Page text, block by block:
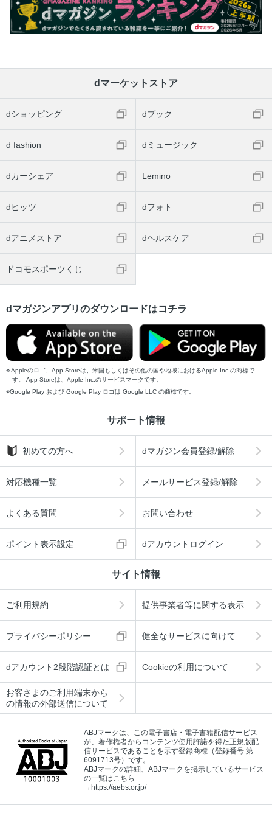
dマーケットストア
dショッピング dブック
d fashion dミュージック
dカーシェア Lemino
dヒッツ dフォト
dアニメストア dヘルスケア
ドコモスポーツくじ
dマガジンアプリのダウンロードはコチラ
Appleのロゴ、App Storeは、米国もしくはその他の国や地域におけるApple Inc.の商標で
す。 App Storeは、Apple Inc.のサービスマークです。
Google Play および Google Play ロゴは Google LLC の商標です。
サポート情報
初めての方へ dマガジン会員登録/解除
対応機種一覧 メールサービス登録/解除
よくある質問 お問い合わせ
ポイント表示設定 dアカウントログイン
サイト情報
ご利用規約 提供事業者等に関する表示
プライバシーポリシー 健全なサービスに向けて
dアカウント2段階認証とは Cookieの利用について
お客さまのご利用端末から
の情報の外部送信について
ABJマークは、この電子書店・電子書籍配信サービス
が、著作権者からコンテンツ使用許諾を得た正規版配
信サービスであることを示す登録商標（登録番号 第
6091713号）です。
ABJマークの詳細、ABJマークを掲示しているサービス
の一覧はこちら
→ https://aebs.or.jp/